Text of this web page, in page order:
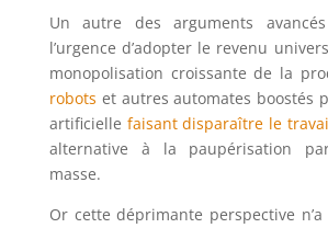
Un autre des arguments
l’urgence d’adopter le revenu
monopolisation croissante de la
robots et autres automates boostés
artificielle faisant disparaître le
alternative à la paupérisation
masse.
Or cette déprimante perspective n’a